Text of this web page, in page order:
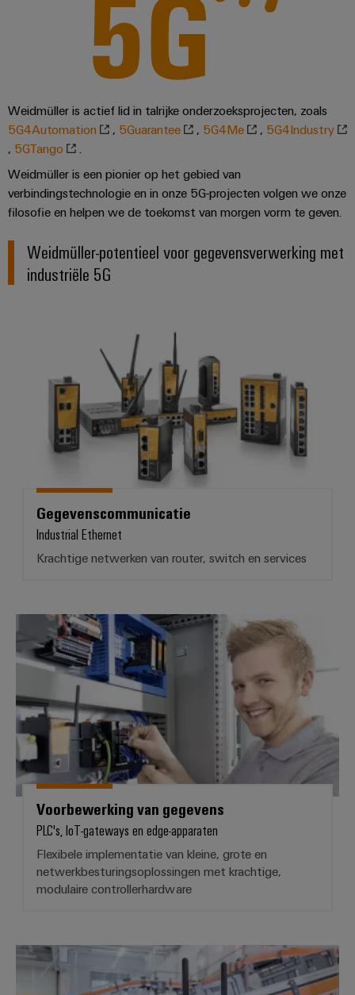
Weidmüller is actief lid in talrijke onderzoeksprojecten, zoals
5G4Automation
, 5Guarantee , 5G4Me , 5G4Industry
, 5GTango
.
Weidmüller is een pionier op het gebied van
verbindingstechnologie en in onze 5G-projecten volgen we onze
filosofie en helpen we de toekomst van morgen vorm te geven.
Weidmüller-potentieel voor gegevensverwerking met
industriële 5G
Gegevenscommunicatie
Industrial Ethernet
Krachtige netwerken van router, switch en services
Voorbewerking van gegevens
Voorbewerking van gegevens
PLC's, IoT-gateways en edge-apparaten
Flexibele implementatie van kleine, grote en
netwerkbesturingsoplossingen met krachtige,
modulaire controllerhardware
Veldcommunicatie